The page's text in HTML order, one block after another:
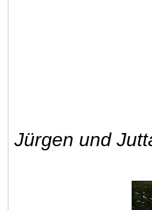
Jürgen und